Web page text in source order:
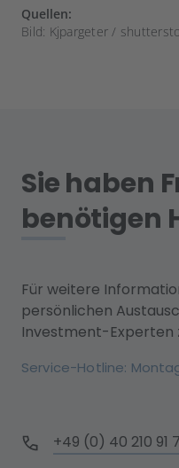
Quellen:
Bild: Kjpargeter /
Sie haben
benötigen
Für weitere
persönlichen
Investment-Experten
Service-Hotline:
+49 (0) 40 210 91